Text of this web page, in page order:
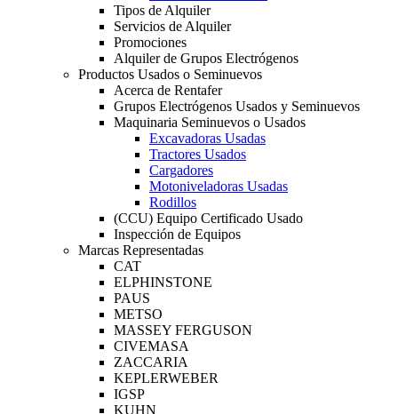
Tipos de Alquiler
Servicios de Alquiler
Promociones
Alquiler de Grupos Electrógenos
Productos Usados o Seminuevos
Acerca de Rentafer
Grupos Electrógenos Usados y Seminuevos
Maquinaria Seminuevos o Usados
Excavadoras Usadas
Tractores Usados
Cargadores
Motoniveladoras Usadas
Rodillos
(CCU) Equipo Certificado Usado
Inspección de Equipos
Marcas Representadas
CAT
ELPHINSTONE
PAUS
METSO
MASSEY FERGUSON
CIVEMASA
ZACCARIA
KEPLERWEBER
IGSP
KUHN